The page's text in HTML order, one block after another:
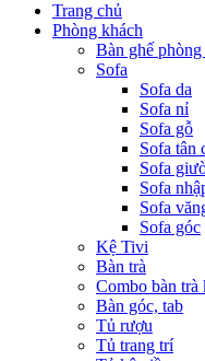
Trang chủ
Phòng khách
Bàn ghế phòng
Sofa
Sofa da
Sofa nỉ
Sofa gỗ
Sofa tân
Sofa
Sofa
Sofa
Sofa góc
Kệ Tivi
Bàn trà
Combo bàn trà
Bàn góc, tab
Tủ rượu
Tủ trang trí